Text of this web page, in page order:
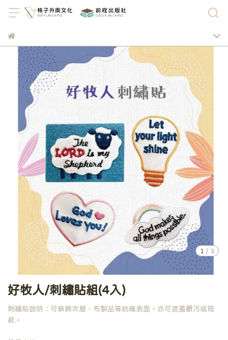
1 / 3
好牧人/刺繡貼組(4入)
刺繡貼說明：可裝飾衣服、布製品等紡織表面，亦可遮蓋髒污或瑕
疵。